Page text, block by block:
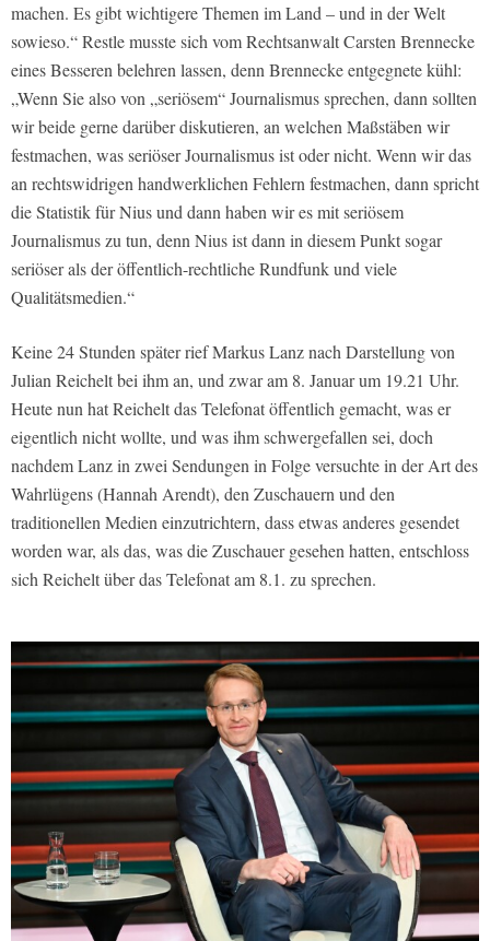
machen. Es gibt wichtigere Themen im Land – und in der Welt
sowieso.“ Restle musste sich vom Rechtsanwalt Carsten Brennecke
eines Besseren belehren lassen, denn Brennecke entgegnete kühl:
„Wenn Sie also von „seriösem“ Journalismus sprechen, dann sollten
wir beide gerne darüber diskutieren, an welchen Maßstäben wir
festmachen, was seriöser Journalismus ist oder nicht. Wenn wir das
an rechtswidrigen handwerklichen Fehlern festmachen, dann spricht
die Statistik für Nius und dann haben wir es mit seriösem
Journalismus zu tun, denn Nius ist dann in diesem Punkt sogar
seriöser als der öffentlich-rechtliche Rundfunk und viele
Qualitätsmedien.“
Keine 24 Stunden später rief Markus Lanz nach Darstellung von
Julian Reichelt bei ihm an, und zwar am 8. Januar um 19.21 Uhr.
Heute nun hat Reichelt das Telefonat öffentlich gemacht, was er
eigentlich nicht wollte, und was ihm schwergefallen sei, doch
nachdem Lanz in zwei Sendungen in Folge versuchte in der Art des
Wahrlügens (Hannah Arendt), den Zuschauern und den
traditionellen Medien einzutrichtern, dass etwas anderes gesendet
worden war, als das, was die Zuschauer gesehen hatten, entschloss
sich Reichelt über das Telefonat am 8.1. zu sprechen.